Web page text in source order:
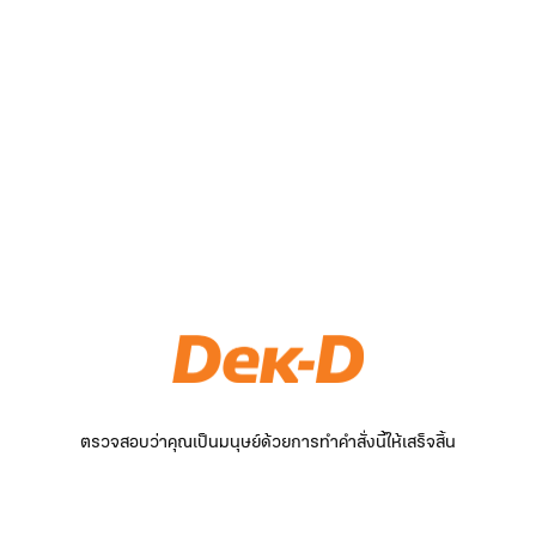
ตรวจสอบว่าคุณเป็นมนุษย์ด้วยการทำคำสั่งนี้ให้เสร็จสิ้น